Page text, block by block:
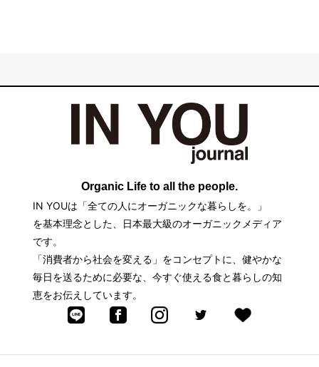
Organic Life to all the people.
IN YOUは「全ての人にオーガニックな暮らしを。」
を基本理念とした、日本最大級のオーガニックメディア
です。
「消費者から社会を変える」をコンセプトに、健やかな
毎日を送るために必要な、今すぐ使える食と暮らしの知
恵をお伝えしています。